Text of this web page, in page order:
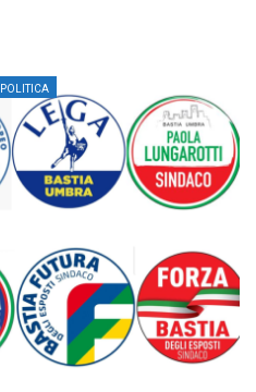
POLITICA